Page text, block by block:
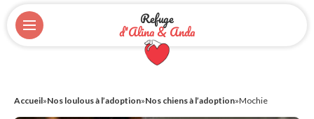
Refuge
d'Alina & Anda
Accueil»Nos loulous à l’adoption»Nos chiens à l’adoption»Mochie